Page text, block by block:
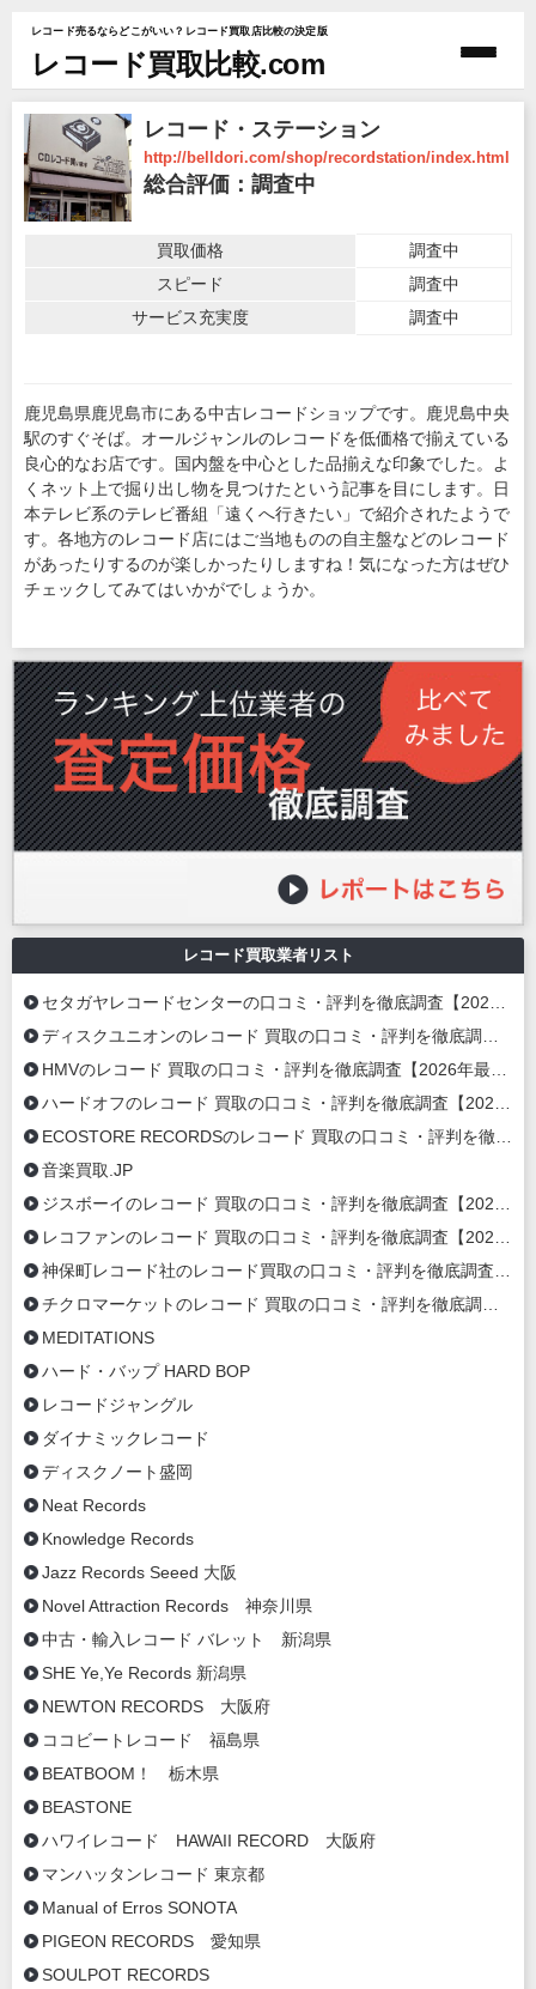
レコード売るならどこがいい？レコード買取店比較の決定版
レコード買取比較.com
レコード・ステーション
http://belldori.com/shop/recordstation/index.html
総合評価：調査中
買取価格
調査中
スピード
調査中
サービス充実度
調査中
鹿児島県鹿児島市にある中古レコードショップです。鹿児島中央
駅のすぐそば。オールジャンルのレコードを低価格で揃えている
良心的なお店です。国内盤を中心とした品揃えな印象でした。よ
くネット上で掘り出し物を見つけたという記事を目にします。日
本テレビ系のテレビ番組「遠くへ行きたい」で紹介されたようで
す。各地方のレコード店にはご当地ものの自主盤などのレコード
があったりするのが楽しかったりしますね！気になった方はぜひ
チェックしてみてはいかがでしょうか。
レコード買取業者リスト
セタガヤレコードセンターの口コミ・評判を徹底調査【2026年最新】
ディスクユニオンのレコード 買取の口コミ・評判を徹底調査【2026年最新】
HMVのレコード 買取の口コミ・評判を徹底調査【2026年最新】
ハードオフのレコード 買取の口コミ・評判を徹底調査【2026年最新】
ECOSTORE RECORDSのレコード 買取の口コミ・評判を徹底調査【2020年最新】
音楽買取.JP
ジスボーイのレコード 買取の口コミ・評判を徹底調査【2020年最新】
レコファンのレコード 買取の口コミ・評判を徹底調査【2020年最新】
神保町レコード社のレコード買取の口コミ・評判を徹底調査【2020年最新】
チクロマーケットのレコード 買取の口コミ・評判を徹底調査【2020年最新】
MEDITATIONS
ハード・バップ HARD BOP
レコードジャングル
ダイナミックレコード
ディスクノート盛岡
Neat Records
Knowledge Records
Jazz Records Seeed 大阪
Novel Attraction Records 神奈川県
中古・輸入レコード バレット 新潟県
SHE Ye,Ye Records 新潟県
NEWTON RECORDS 大阪府
ココビートレコード 福島県
BEATBOOM！ 栃木県
BEASTONE
ハワイレコード HAWAII RECORD 大阪府
マンハッタンレコード 東京都
Manual of Erros SONOTA
PIGEON RECORDS 愛知県
SOULPOT RECORDS